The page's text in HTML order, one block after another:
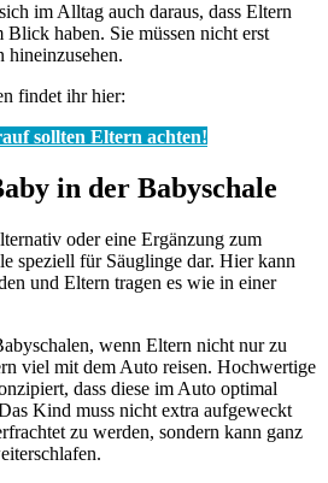
im Alltag auch daraus, dass Eltern
haben. Sie müssen nicht erst
hineinzusehen.
findet ihr hier:
sollten Eltern achten!
in der Babyschale
oder eine Ergänzung zum
speziell für Säuglinge dar. Hier kann
und Eltern tragen es wie in einer
wenn Eltern nicht nur zu
viel mit dem Auto reisen. Hochwertige
dass diese im Auto optimal
Kind muss nicht extra aufgeweckt
zu werden, sondern kann ganz